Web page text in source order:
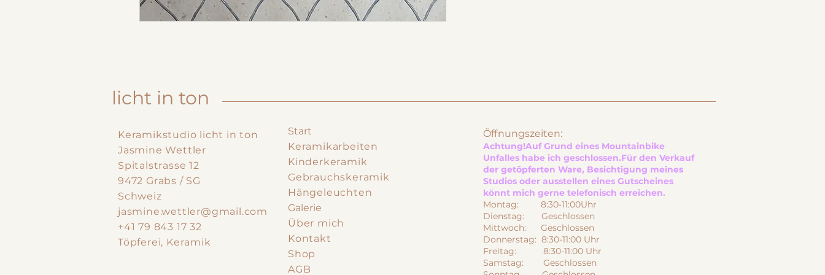
licht in ton
Keramikstudio licht in ton
Jasmine Wettler
Spitalstrasse 12
9472 Grabs / SG
Schweiz
jasmine.wettler@gmail.com
+41 79 843 17 32
Töpferei, Keramik
Start
Keramikarbeiten
Kinderkeramik
Gebrauchskeramik
Hängeleuchten
Galerie
Über mich
Kontakt
Shop
AGB
Öffnungszeiten:
Achtung!Auf Grund eines Mountainbike
Unfalles habe ich geschlossen.Für den Verkauf
der getöpferten Ware, Besichtigung meines
Studios oder ausstellen eines Gutscheines
könnt mich gerne telefonisch erreichen.
Montag: 8:30-11:00Uhr
Dienstag: Geschlossen
Mittwoch: Geschlossen
Donnerstag: 8:30-11:00 Uhr
Freitag: 8:30-11:00 Uhr
Samstag: Geschlossen